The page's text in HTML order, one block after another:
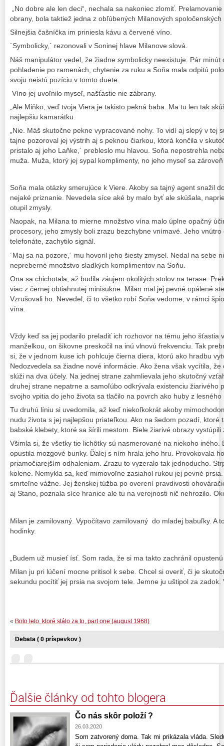
„No dobre ale len deci“, nechala sa nakoniec zlomiť.
obrany, bola taktiež jedna z obľúbených Milanových spoločenských
Silnejšia čašníčka im priniesla kávu a červené víno.
´Symbolicky,´ rezonovali v Soninej hlave Milanove slová.
Náš manipulátor vedel, že žiadne symbolicky neexistuje. Pár minút
pohladenie po ramenách, chytenie za ruku a Soňa mala odpitú
svoju neistú pozíciu v tomto duete.
Víno jej uvoľnilo myseľ, našťastie nie zábrany.
„Ale Miňko, veď tvoja Viera je takisto pekná baba. Ma tu len tak
najlepšiu kamarátku.
„Nie. Máš skutočne pekne vypracované nohy. To vidí aj slepý v tej
tajne pozoroval jej výstrih aj s peknou čiarkou, ktorá končila v
pristalo aj jeho Laňke,´ prebleslo mu hlavou. Soňa nepostrehla
muža. Muža, ktorý jej sypal komplimenty, no jeho myseľ sa
Soňa mala otázky smerujúce k Viere. Akoby sa tajný agent snažil
nejaké priznanie. Nevedela síce aké by malo byť ale skúšala,
otupil zmysly.
Naopak, na Milana to mierne množstvo vína malo úplne opačný
procesory, jeho zmysly boli zrazu bezchybne vnímavé. Jeho
telefonáte, zachytilo signál.
´Maj sa na pozore,´ mu hovoril jeho šiesty zmysel. Nedal na sebe
nepreberné množstvo sladkých komplimentov na Soňu.
Ona sa chichotala, až budila záujem okolitých stolov na terase.
viac z černej obtiahnutej minisukne. Milan mal jej pevné opálené
Vzrušovali ho. Nevedel, či to všetko robí Soňa vedome, v rámci
vína.
Vždy keď sa jej podarilo preladiť ich rozhovor na tému jeho šťastia
manželkou, on šikovne preskočil na inú vlnovú frekvenciu. Tak
si, že v jednom kuse ich pohlcuje čierna diera, ktorú ako hradbu
Nedozvedela sa žiadne nové informácie. Ako žena však vycítila,
slúži na dva účely. Na jednej strane zahmlievala jeho skutočný
druhej strane nepatrne a samoľúbo odkrývala existenciu žiarivého
svojho vpitia do jeho života sa tlačilo na povrch ako huby z lesného
Tu druhú líniu si uvedomila, až keď niekoľkokrát akoby
nudu života s jej najlepšou priateľkou. Ako na šedom pozadí, ktoré
babské klebety, ktoré sa šírili mestom. Biele žiarivé obrazy vystúpili
Všimla si, že všetky tie lichôtky sú nasmerované na niekoho iného.
opustila mozgové bunky. Ďalej s ním hrala jeho hru. Provokovala
priamočiarejším odhaleniam. Zrazu to vyzeralo tak jednoducho.
kolene. Nemykla sa, keď mimovoľne zasiahol rukou jej pevné
smrteľne vážne. Jej ženskej túžba po overení pravdivosti
aj Stano, poznala síce hranice ale tu na verejnosti nič nehrozilo.
Milan je zamilovaný. Vypočítavo zamilovaný do mladej babuľky. A
hodinky.
„Budem už musieť ísť. Som rada, že si ma takto zachránil
Milan ju pri lúčení mocne pritisol k sebe. Chcel si overiť, či je
sekundu pocítiť jej prsia na svojom tele. Jemne ju uštipol za
« Bolo leto, ktoré stálo za to, part one (august 1968)
Debata ( 0 príspevkov )
Ďalšie články od tohto blogera
Čo nás skôr položí ?
26.03.2020
Som zatvorený doma. Tak mi prikázala vláda.